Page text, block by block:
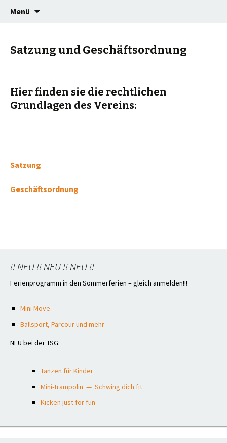
TSG Maisach
Willkommen auf der Vereinshomepage
Menü
Satzung und Geschäftsordnung
Hier finden sie die rechtlichen
Grundlagen des Vereins:
Satzung
Geschäftsordnung
!! NEU !! NEU !! NEU !!
Ferienprogramm in den Sommerferien – gleich anmelden!!!
Mini Move
Ballsport, Parcour und mehr
NEU bei der TSG:
Tanzen für Kinder
Mini-Trampolin — Schwing dich fit
Kicken just for fun